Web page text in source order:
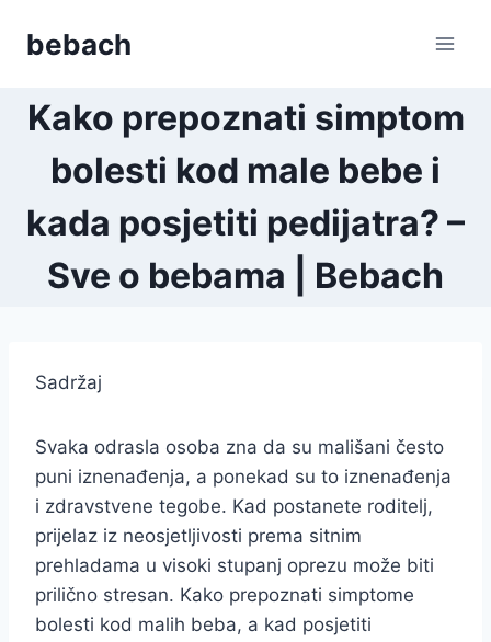
bebach
Kako prepoznati simptom
bolesti kod male bebe i
kada posjetiti pedijatra? –
Sve o bebama | Bebach
Sadržaj
Svaka odrasla osoba zna da su mališani često
puni iznenađenja, a ponekad su to iznenađenja
i zdravstvene tegobe. Kad postanete roditelj,
prijelaz iz neosjetljivosti prema sitnim
prehladama u visoki stupanj oprezu može biti
prilično stresan. Kako prepoznati simptome
bolesti kod malih beba, a kad posjetiti